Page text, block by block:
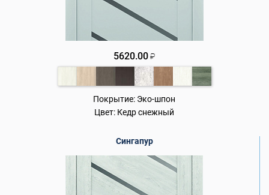
5620.00 ₽
Покрытие: Эко-шпон
Цвет: Кедр снежный
Сингапур